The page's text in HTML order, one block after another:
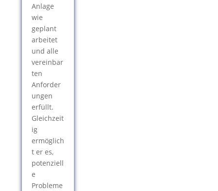
Anlage
wie
geplant
arbeitet
und alle
vereinbar
ten
Anforder
ungen
erfüllt.
Gleichzeit
ig
ermöglich
t er es,
potenziell
e
Probleme